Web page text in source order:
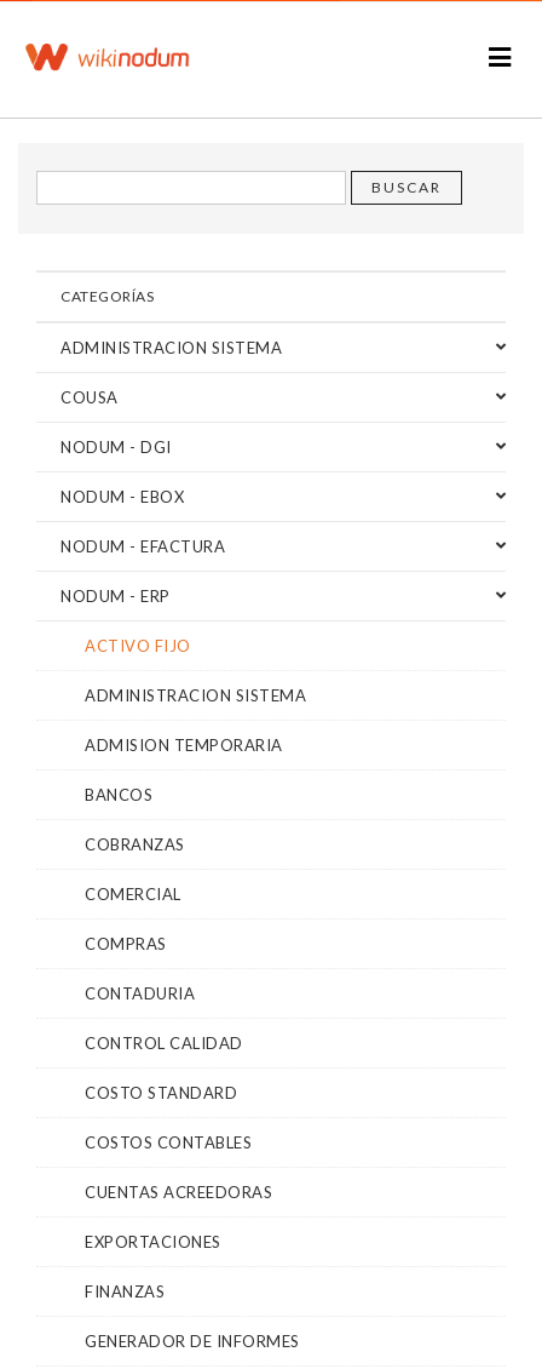
CATEGORÍAS
ADMINISTRACION SISTEMA
COUSA
NODUM - DGI
NODUM - EBOX
NODUM - EFACTURA
NODUM - ERP
ACTIVO FIJO
ADMINISTRACION SISTEMA
ADMISION TEMPORARIA
BANCOS
COBRANZAS
COMERCIAL
COMPRAS
CONTADURIA
CONTROL CALIDAD
COSTO STANDARD
COSTOS CONTABLES
CUENTAS ACREEDORAS
EXPORTACIONES
FINANZAS
GENERADOR DE INFORMES